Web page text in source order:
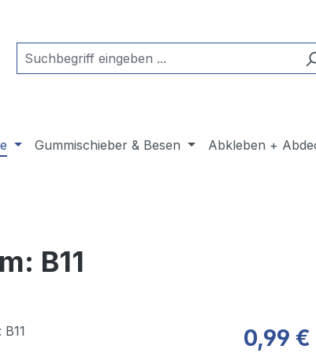
Gummischieber & Besen Abkleben +
B11
0,99 €